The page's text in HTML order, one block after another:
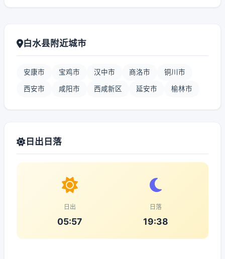
白水县附近城市
安康市 宝鸡市 汉中市 商洛市 铜川市
西安市 咸阳市 西咸新区 延安市 榆林市
日出日落
日出
05:57
日落
19:38